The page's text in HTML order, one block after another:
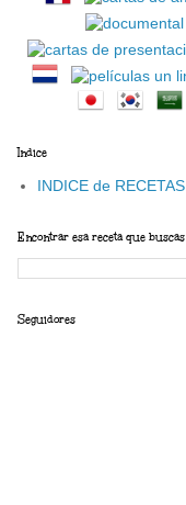
Indice
INDICE de RECETAS
Encontrar esa receta que buscas
Seguidores